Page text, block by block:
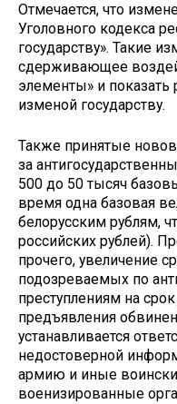
Отмечается, что
Уголовного кодекса
государству». Такие
сдерживающее
элементы» и
изменой государству.
Также принятые
за
500 до 50 тысяч
время одна базовая
белорусским рублям,
российских рублей).
прочего, увеличение
подозреваемых по
преступлениям на
предъявления
устанавливается
недостоверной
армию и иные
военизированные